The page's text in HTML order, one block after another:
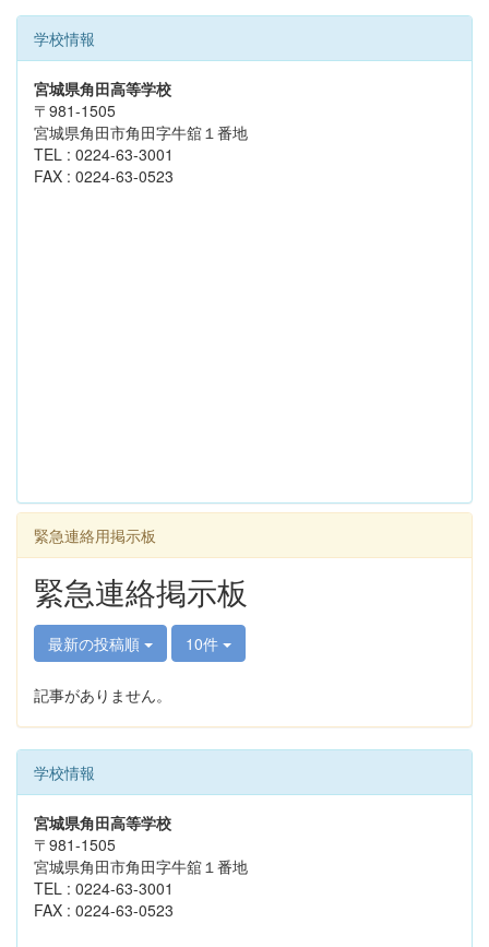
学校情報
宮城県角田高等学校
〒981-1505
宮城県角田市角田字牛舘１番地
TEL : 0224-63-3001
FAX : 0224-63-0523
緊急連絡用掲示板
緊急連絡掲示板
最新の投稿順 10件
記事がありません。
学校情報
宮城県角田高等学校
〒981-1505
宮城県角田市角田字牛舘１番地
TEL : 0224-63-3001
FAX : 0224-63-0523